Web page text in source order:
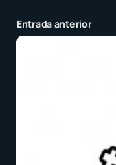
Entrada anterior